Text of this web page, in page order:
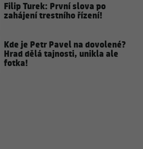
Filip Turek: První slova po
zahájení trestního řízení!
Kde je Petr Pavel na dovolené?
Hrad dělá tajnosti, unikla ale
fotka!